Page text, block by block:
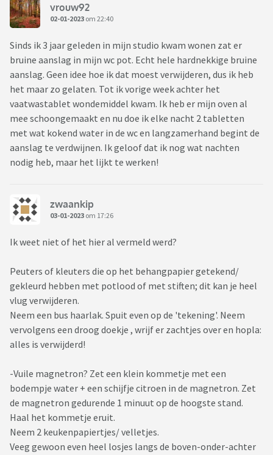
vrouw92
02-01-2023 om 22:40
Sinds ik 3 jaar geleden in mijn studio kwam wonen zat er
bruine aanslag in mijn wc pot. Echt hele hardnekkige bruine
aanslag. Geen idee hoe ik dat moest verwijderen, dus ik heb
het maar zo gelaten. Tot ik vorige week achter het
vaatwastablet wondemiddel kwam. Ik heb er mijn oven al
mee schoongemaakt en nu doe ik elke nacht 2 tabletten
met wat kokend water in de wc en langzamerhand begint de
aanslag te verdwijnen. Ik geloof dat ik nog wat nachten
nodig heb, maar het lijkt te werken!
zwaankip
03-01-2023 om 17:26
Ik weet niet of het hier al vermeld werd?
Peuters of kleuters die op het behangpapier getekend/
gekleurd hebben met potlood of met stiften; dit kan je heel
vlug verwijderen.
Neem een bus haarlak. Spuit even op de 'tekening'. Neem
vervolgens een droog doekje , wrijf er zachtjes over en hopla:
alles is verwijderd!
-Vuile magnetron? Zet een klein kommetje met een
bodempje water + een schijfje citroen in de magnetron. Zet
de magnetron gedurende 1 minuut op de hoogste stand.
Haal het kommetje eruit.
Neem 2 keukenpapiertjes/ velletjes.
Veeg gewoon even heel losjes langs de boven-onder-achter